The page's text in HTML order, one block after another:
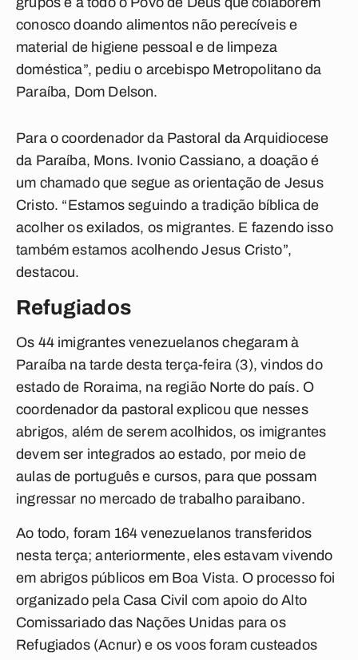
conosco doando alimentos não perecíveis e
material de higiene pessoal e de limpeza
doméstica”, pediu o arcebispo Metropolitano da
Paraíba, Dom Delson.
Para o coordenador da Pastoral da Arquidiocese
da Paraíba, Mons. Ivonio Cassiano, a doação é
um chamado que segue as orientação de Jesus
Cristo. “Estamos seguindo a tradição bíblica de
acolher os exilados, os migrantes. E fazendo isso
também estamos acolhendo Jesus Cristo”,
destacou.
Refugiados
Os 44 imigrantes venezuelanos chegaram à
Paraíba na tarde desta terça-feira (3), vindos do
estado de Roraima, na região Norte do país. O
coordenador da pastoral explicou que nesses
abrigos, além de serem acolhidos, os imigrantes
devem ser integrados ao estado, por meio de
aulas de português e cursos, para que possam
ingressar no mercado de trabalho paraibano.
Ao todo, foram 164 venezuelanos transferidos
nesta terça; anteriormente, eles estavam vivendo
em abrigos públicos em Boa Vista. O processo foi
organizado pela Casa Civil com apoio do Alto
Comissariado das Nações Unidas para os
Refugiados (Acnur) e os voos foram custeados